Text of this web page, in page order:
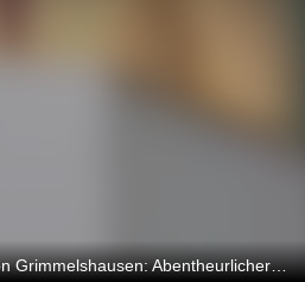
5. Hans Jakob Christoffel von Grimmelshausen: Abentheurlicher Simplicissimus Teutsch Claus-Michael Ort